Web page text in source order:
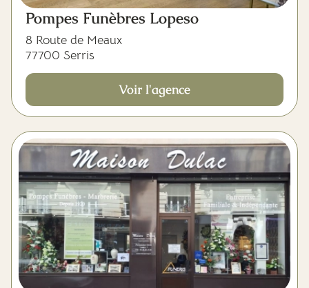
Pompes Funèbres Lopeso
8 Route de Meaux
77700 Serris
Voir l'agence